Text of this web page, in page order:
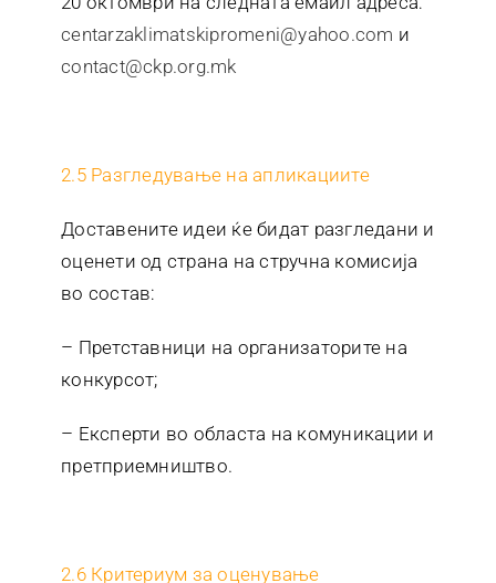
centarzaklimatskipromeni@yahoo.com и
contact@ckp.org.mk
2.5 Разгледување на апликациите
Доставените идеи ќе бидат разгледани и
оценети од страна на стручна комисија
во состав:
– Претставници на организаторите на
конкурсот;
– Експерти во областа на комуникации и
претприемништво.
2.6 Критериум за оценување